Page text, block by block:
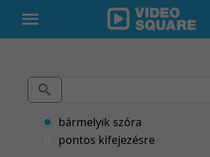
bármelyik szóra
pontos kifejezésre